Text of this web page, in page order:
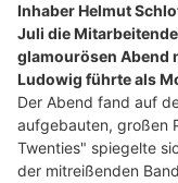
Inhaber Helmut
Juli die
glamourösen Abend
Ludowig führte als
Der Abend fand auf
aufgebauten, großen
Twenties" spiegelte
der mitreißenden